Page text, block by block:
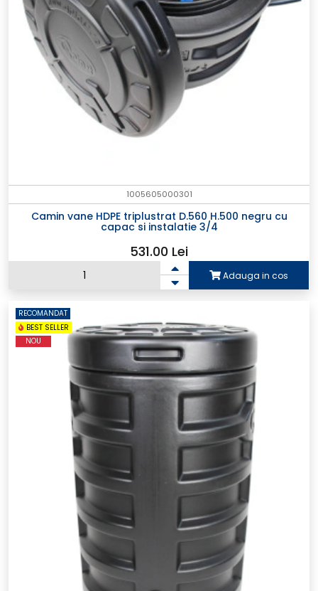
1005605000301
Camin vane HDPE triplustrat D.560 H.500 negru cu
capac si instalatie 3/4
531.00 Lei
Adauga in cos
RECOMANDAT
BEST SELLER
NOU